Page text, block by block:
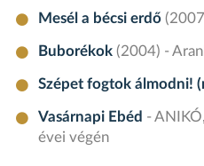
Mesél a bécsi erdő
Buborékok(2004) -
Szépet fogtok álmodni!
Vasárnapi Ebéd -
évei végén